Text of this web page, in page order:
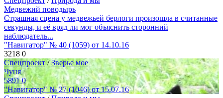
Медвежий поводырь
Страшная сцена у медвежьей берлоги произошла в считанные
секунды, и её вряд ли мог объяснить сторонний
наблюдатель...
"Навигатор" № 40 (1059) от 14.10.16
3218 0
Спецпроект/Зверье мое
Чуня
58910
"Навигатор" № 27 (1046) от 15.07.16